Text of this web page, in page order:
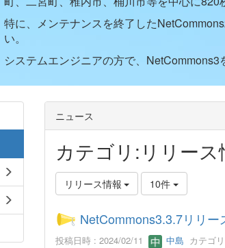
特に、メンテナンスを終了した
い。
システムエンジニアの方で、
ニュース
カテゴリ:リリース
リリース情報 10件
NetCommons3.3.7リリー
投稿日時 : 2024/02/11 中島 カテゴ